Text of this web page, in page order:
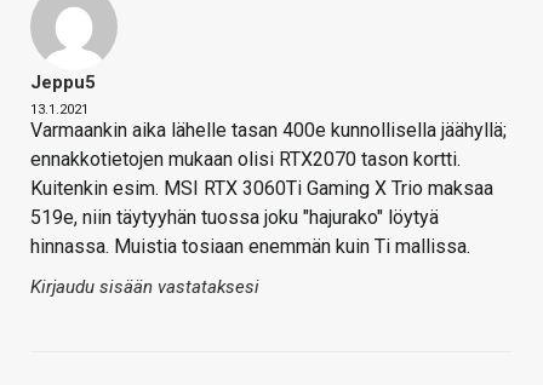
Jeppu5
13.1.2021
Varmaankin aika lähelle tasan 400e kunnollisella jäähyllä;
ennakkotietojen mukaan olisi RTX2070 tason kortti.
Kuitenkin esim. MSI RTX 3060Ti Gaming X Trio maksaa
519e, niin täytyyhän tuossa joku "hajurako" löytyä
hinnassa. Muistia tosiaan enemmän kuin Ti mallissa.
Kirjaudu sisään vastataksesi